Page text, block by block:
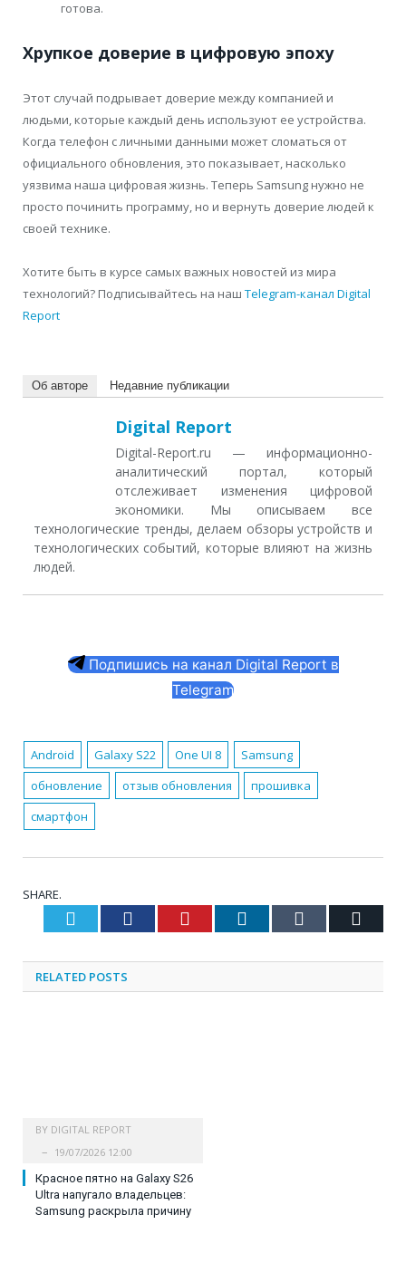
готова.
Хрупкое доверие в цифровую эпоху
Этот случай подрывает доверие между компанией и
людьми, которые каждый день используют ее устройства.
Когда телефон с личными данными может сломаться от
официального обновления, это показывает, насколько
уязвима наша цифровая жизнь. Теперь Samsung нужно не
просто починить программу, но и вернуть доверие людей к
своей технике.
Хотите быть в курсе самых важных новостей из мира
технологий? Подписывайтесь на наш Telegram-канал Digital
Report
Об авторе Недавние публикации
Digital Report
Digital-Report.ru — информационно-
аналитический портал, который
отслеживает изменения цифровой
экономики. Мы описываем все
технологические тренды, делаем обзоры устройств и
технологических событий, которые влияют на жизнь
людей.
Подпишись на канал Digital Report в
Telegram
Android Galaxy S22 One UI 8
Samsung
обновление
отзыв обновления
прошивка
смартфон
SHARE.
Twitter Facebook Pinterest LinkedIn Tumblr
RELATED POSTS
BY DIGITAL REPORT
19/07/2026 12:00
Красное пятно на Galaxy S26
Ultra напугало владельцев:
Samsung раскрыла причину